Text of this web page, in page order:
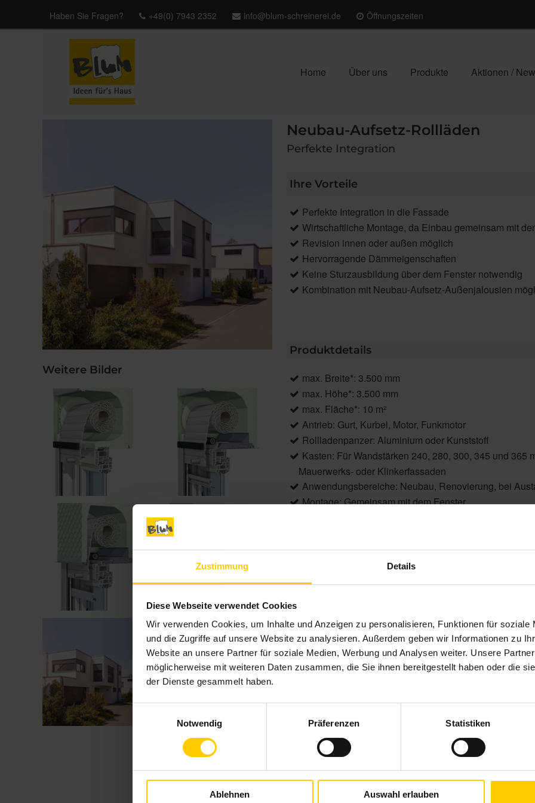
Zustimmung Details
Diese Webseite verwendet Cookies
Wir verwenden Cookies, um Inhalte und Anzeigen zu personalisieren, Funktionen für soziale
und die Zugriffe auf unsere Website zu analysieren. Außerdem geben wir Informationen zu
Website an unsere Partner für soziale Medien, Werbung und Analysen weiter. Unsere
möglicherweise mit weiteren Daten zusammen, die Sie ihnen bereitgestellt haben oder die
der Dienste gesammelt haben.
Notwendig
Präferenzen Statistiken
Ablehnen Auswahl erlauben
Haben Sie Fragen? +49(0) 7943 2352 info@blum-schreinerei.de Öffnungszeiten
Home Über uns Produkte Aktionen /
Neubau-Aufsetz-Rollläden
Perfekte Integration
Ihre Vorteile
Perfekte Integration in die Fassade
Wirtschaftliche Montage, da Einbau gemeinsam mit
Revision innen oder außen möglich
Hervorragende Dämmeigenschaften
Keine Sturzausbildung über dem Fenster notwendig
Kombination mit Neubau-Aufsetz-Außenjalousien
Produktdetails
max. Breite*: 3.500 mm
max. Höhe*: 3.500 mm
max. Fläche*: 10 m²
Antrieb: Gurt, Kurbel, Motor, Funkmotor
Rollladenpanzer: Aluminium oder Kunststoff
Kasten: Für Wandstärken 240, 280, 300, 345 und 365
Mauerwerks- oder Klinkerfassaden
Anwendungsbereiche: Neubau, Renovierung, bei
Montage: Gemeinsam mit dem Fenster
(*Typen- und ausstattungsabhängig)
Mit hervorragenden Wärme- und Schalldämmwerten
bieten Neubau-Aufsetz-Rollläden bei Neubau oder
Gebäudesanierung eine effektive Lösung. Die flexible
Fensteranbindung durch das optionale Clipsystem,
Varianten zur Optimierung der Statik bieten neue und
eine Vielzahl an innovativen Möglichkeiten. Die
Kästen der Neubau-Aufsetz-Rollläden sind sowohl für
Brillante Extras
Fensteranbindung auf Wunsch optional über
Geländersystem VisioNeo
SecuKit: Perfekte Rettungsweglösung
Weitere Bilder